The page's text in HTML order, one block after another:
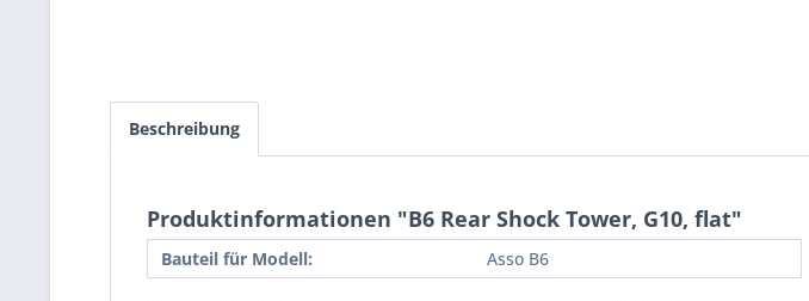
Beschreibung
Produktinformationen "B6 Rear Shock Tower, G10, flat"
Bauteil für Modell: Asso B6